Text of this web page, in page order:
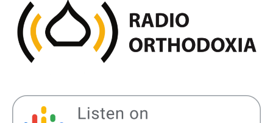
RSS FEED
SHARE
LINK
EMBED